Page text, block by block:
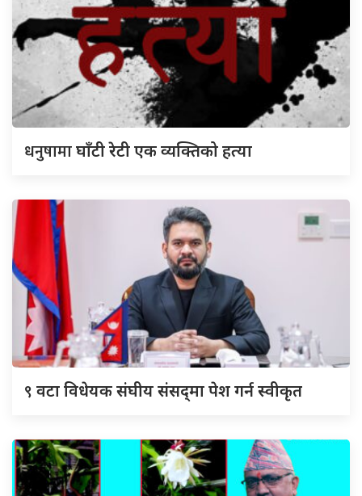
धनुषामाघाँटी रेटी एक व्यक्तिको हत्या
९ वटा विधेयक संघीय संसद्‌मा पेश गर्न स्वीकृत